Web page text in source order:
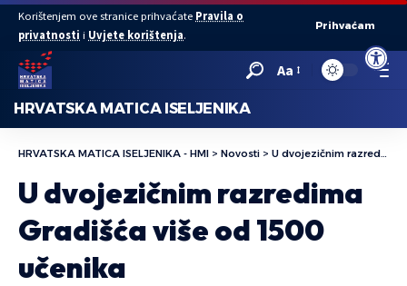
Open
Korištenjem ove stranice prihvaćate Pravila o
privatnosti i Uvjete korištenja.
Prihvaćam
Aa
HRVATSKA MATICA ISELJENIKA
HRVATSKA MATICA ISELJENIKA - HMI > Novosti > U dvojezičnim razredima Gradišća više od 1500 učenika
U dvojezičnim razredima
Gradišća više od 1500
učenika